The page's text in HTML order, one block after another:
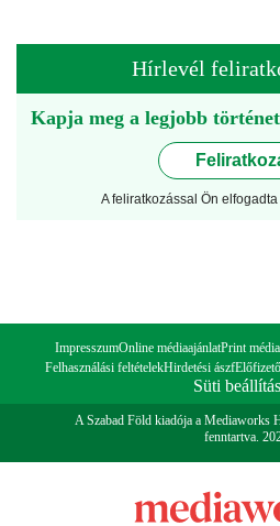
Hírlevél
Kapja meg a legjobb
A feliratkozással Ön elfogadta
ImpresszumOnline médiaajánlatPrint
Felhasználási feltételekHirdetési ászf
Süti
A Szabad Föld kiadója a Mediaworks
fenntartva.